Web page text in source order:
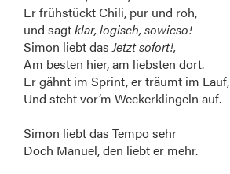
Er frühstückt Chili, pur und roh,
und sagtklar, logisch, sowieso!
Simon liebt dasJetzt sofort!,
Am besten hier, am liebsten dort.
Er gähnt im Sprint, er träumt im Lauf,
Und steht vor’m Weckerklingeln auf.
Simon liebt das Tempo sehr
Doch Manuel, den liebt er mehr.